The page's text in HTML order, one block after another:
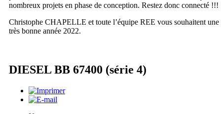
nombreux projets en phase de conception. Restez donc connecté !!!
Christophe CHAPELLE et toute l’équipe REE vous souhaitent une
très bonne année 2022.
DIESEL BB 67400 (série 4)